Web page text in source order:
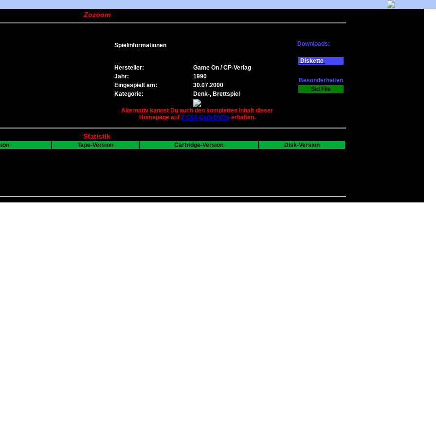
Zozoom
Spielinformationen
Hersteller:
Game On / CP-Verlag
Jahr:
1990
Eingespielt am:
30.07.2000
Kategorie:
Denk-, Brettspiel
Alternativ kannst Du auch den kompletten Inhalt dieser
Homepage auf 2 C64-Club-DVDs erhalten.
Downloads:
Diskette
Besonderheiten
Sid File
Statistik
Tape-Version Cartridge-Version
Disk-Version